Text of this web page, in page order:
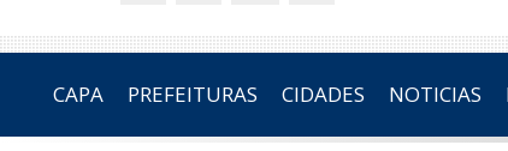
CAPA PREFEITURAS CIDADES NOTICIAS